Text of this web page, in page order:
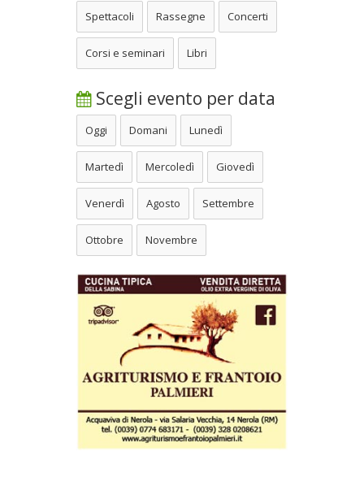
Spettacoli Rassegne Concerti
Corsi e seminari Libri
Scegli evento per data
Oggi Domani Lunedì
Martedì Mercoledì Giovedì
Venerdì Agosto Settembre
Ottobre Novembre